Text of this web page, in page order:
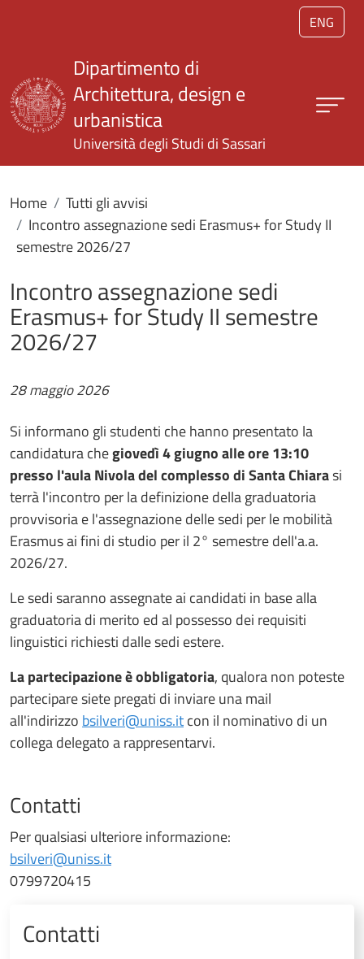
Salta al contenuto principale
ENG
Dipartimento di
Architettura, design e
urbanistica
Università degli Studi di Sassari
Home
Tutti gli avvisi
Incontro assegnazione sedi Erasmus+ for Study II
semestre 2026/27
Incontro assegnazione sedi
Erasmus+ for Study II semestre
2026/27
28 maggio 2026
Si informano gli studenti che hanno presentato la
candidatura chegiovedì 4 giugno alle ore 13:10
presso l'aula Nivola del complesso di Santa Chiarasi
terrà l'incontro per la definizione della graduatoria
provvisoria e l'assegnazione delle sedi per le mobilità
Erasmus ai fini di studio per il 2° semestre dell'a.a.
2026/27.
Le sedi saranno assegnate ai candidati in base alla
graduatoria di merito ed al possesso dei requisiti
linguistici richiesti dalle sedi estere.
La partecipazione è obbligatoria, qualora non poteste
partecipare siete pregati di inviare una mail
all'indirizzo bsilveri@uniss.itcon il nominativo di un
collega delegato a rappresentarvi.
Contatti
Per qualsiasi ulteriore informazione:
bsilveri@uniss.it
0799720415
Contatti